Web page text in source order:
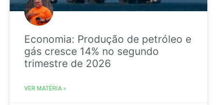
Economia: Produção de petróleo e
gás cresce 14% no segundo
trimestre de 2026
VER MATÉRIA »